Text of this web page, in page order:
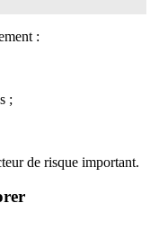
:
;
de risque important.